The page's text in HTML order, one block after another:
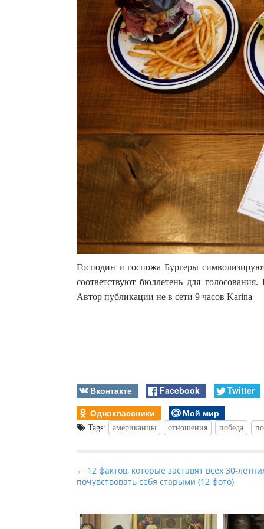
Господин и госпожа Бургеры
соответствуют бюллетень для
Автор публикации не в сети 9 часов Karina
Вконтакте Facebook
Twitter
Одноклассники
Мой мир
Tags: американцы отношения победа
P
o
t
← 12 фактов, которые заставят всех 30-
почувствовать себя старыми (12 фото)